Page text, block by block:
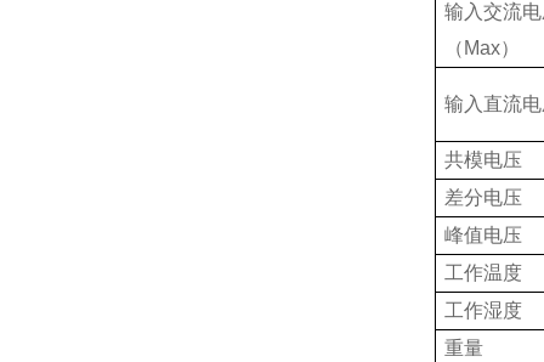
输入交流
（ Max）
输入直流
共模电压
差分电压
峰值电压
工作温度
工作湿度
重量